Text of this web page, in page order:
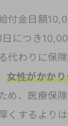
付金日額
につき
代わりに保
女性がかか
め、医療保
くするよりは